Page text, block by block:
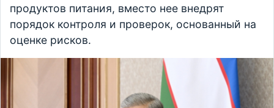
продуктов питания, вместо нее внедрят
порядок контроля и проверок, основанный на
оценке рисков.